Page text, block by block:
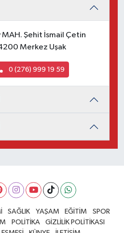
Şehit İsmail Çetin
Merkez Uşak
0 (276) 999 19 59
SAĞLIK YAŞAM EĞİTİM
SPOR
POLİTİKA
GİZLİLİK POLİTİKASI